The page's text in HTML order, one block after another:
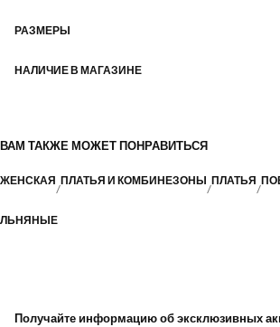
РАЗМЕРЫ
НАЛИЧИЕ В МАГАЗИНЕ
ВАМ ТАКЖЕ МОЖЕТ ПОНРАВИТЬСЯ
ЖЕНСКАЯ ПЛАТЬЯ И КОМБИНЕЗОНЫ ПЛАТЬЯ
ЛЬНЯНЫЕ
Получайте информацию об эксклюзивных